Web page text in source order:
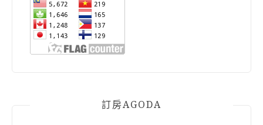
訂房AGODA